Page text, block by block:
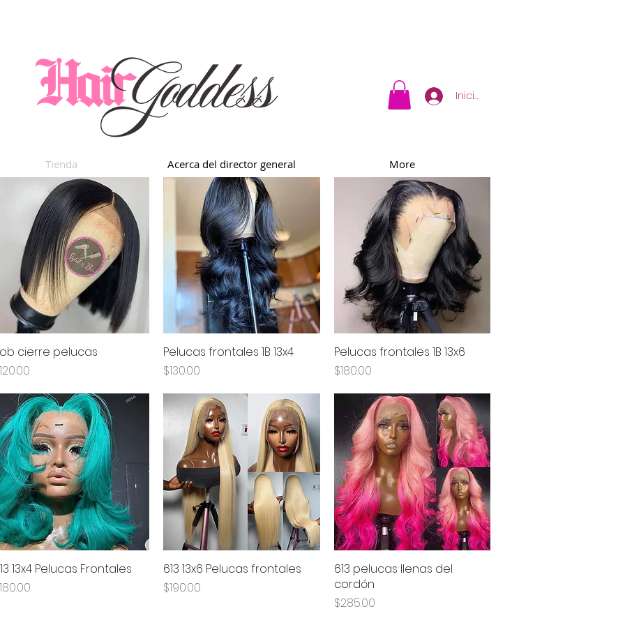
Iniciar sesión
Tienda Acerca del director general More
Vista rápida
cierre pelucas
Vista rápida
Pelucas frontales 1B 13x4
Precio
$130.00
Vista rápida
Pelucas frontales 1B 13x6
Precio
$180.00
Vista rápida
13x4 Pelucas Frontales
Vista rápida
613 13x6 Pelucas frontales
Precio
$190.00
Vista rápida
613 pelucas llenas del
cordón
Precio
$285.00